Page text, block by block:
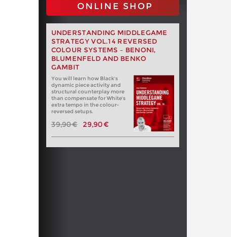
ONLINE SHOP
UNDERSTANDING MIDDLEGAME
STRATEGY VOL.14 REVERSED
COLOUR SYSTEMS – BENONI,
BLUMENFELD AND BENKO
GAMBIT
You will learn how Black's
dynamic piece activity and
structural counterplay more
than compensate for White's
extra tempo in the colour-
reversed setups.
39,90 € 29,90 €